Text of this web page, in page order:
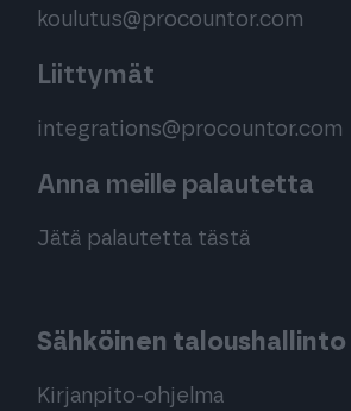
koulutus@procountor.com
Liittymät
integrations@procountor.com
Anna meille palautetta
Jätä palautetta tästä
Sähköinen taloushallinto
Kirjanpito-ohjelma